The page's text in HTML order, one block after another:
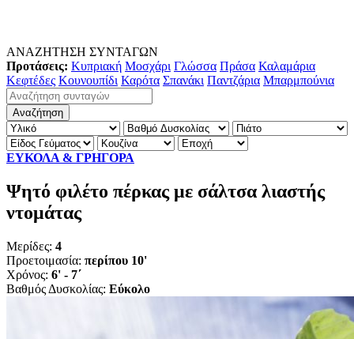
ΑΝΑΖΗΤΗΣΗ ΣΥΝΤΑΓΩΝ
Προτάσεις: Κυπριακή Μοσχάρι Γλώσσα Πράσα Καλαμάρια
Κεφτέδες Κουνουπίδι Καρότα Σπανάκι Παντζάρια Μπαρμπούνια
ΕΥΚΟΛΑ & ΓΡΗΓΟΡΑ
Ψητό φιλέτο πέρκας με σάλτσα λιαστής
ντομάτας
Μερίδες: 4
Προετοιμασία: περίπου 10'
Χρόνος: 6' - 7΄
Βαθμός Δυσκολίας: Εύκολο